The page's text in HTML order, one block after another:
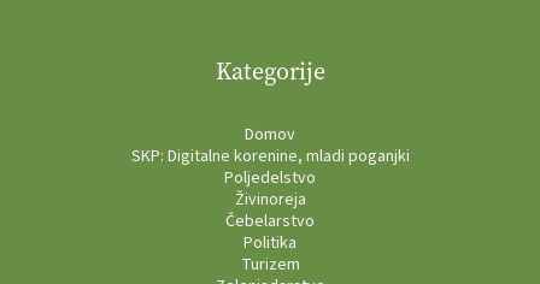
Kategorije
Domov
SKP: Digitalne korenine, mladi poganjki
Poljedelstvo
Živinoreja
Čebelarstvo
Politika
Turizem